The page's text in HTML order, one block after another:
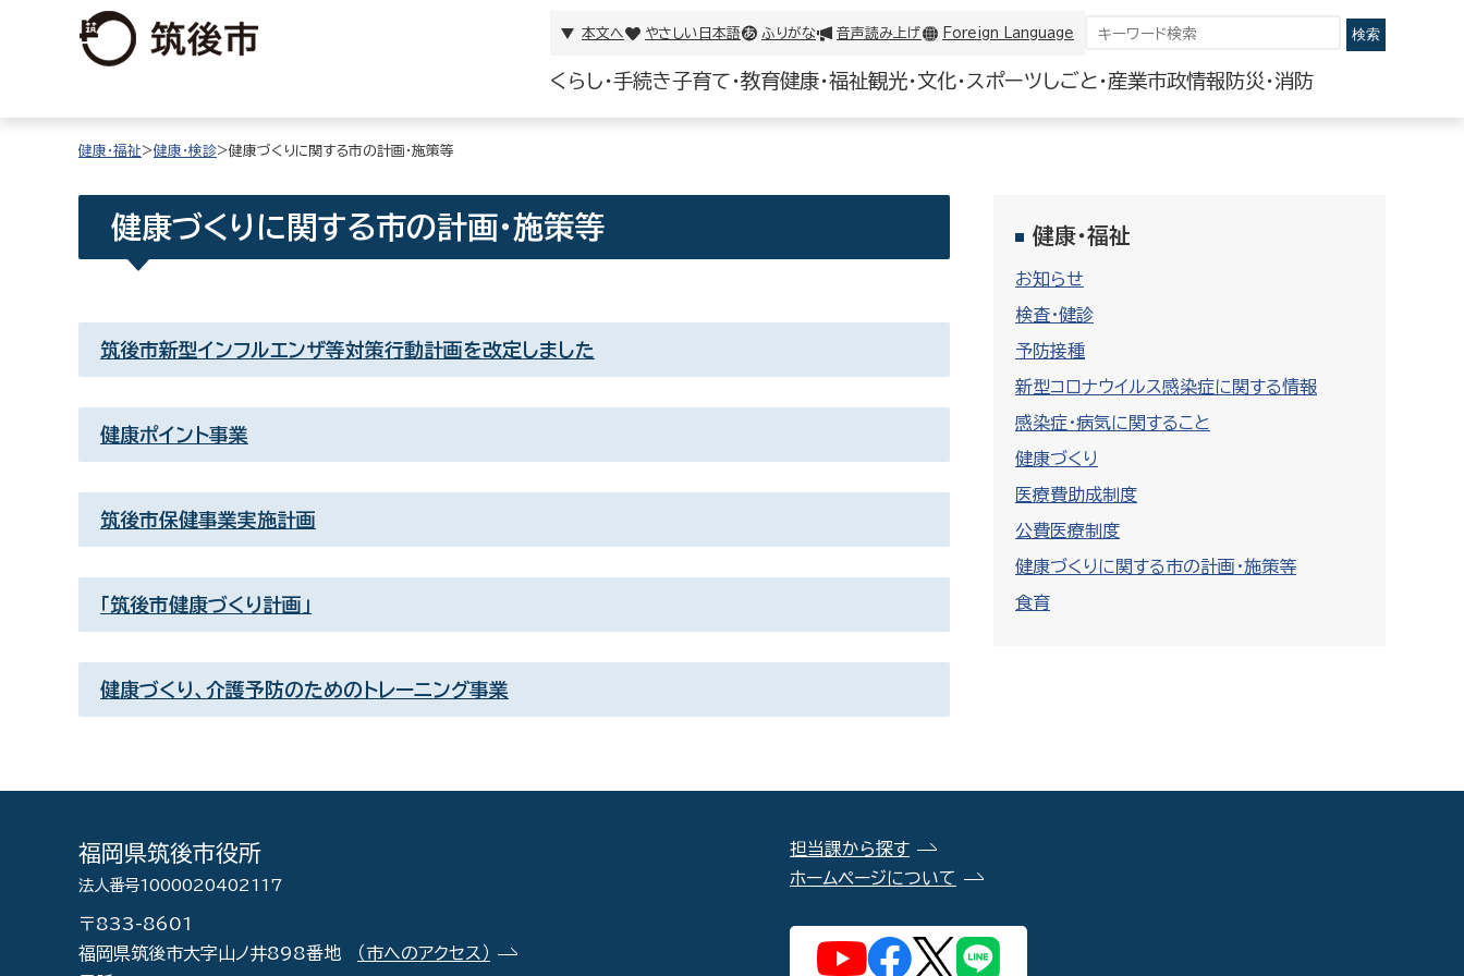
本文へ やさしい日本語 ふりがな 音声読み上げ Foreign Language
くらし・手続き子育て・教育健康・福祉観光・文化・スポーツしごと・産業市政情報 防災・消防
健康・福祉>健康・検診>健康づくりに関する市の計画・施策等
健康・福祉
お知らせ
検査・健診
予防接種
新型コロナウイルス感染症に関する情報
感染症・病気に関すること
健康づくり
医療費助成制度
公費医療制度
健康づくりに関する市の計画・施策等
食育
健康づくりに関する市の計画・施策等
筑後市新型インフルエンザ等対策行動計画を改定しました
健康ポイント事業
筑後市保健事業実施計画
「筑後市健康づくり計画」
健康づくり、介護予防のためのトレーニング事業
福岡県筑後市役所
法人番号1000020402117
〒833-8601
福岡県筑後市大字山ノ井898番地
（市へのアクセス）
担当課から探す
ホームページについて